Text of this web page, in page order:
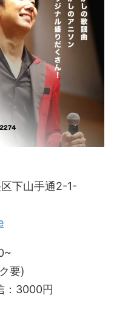
下山手通2-1-
要)
3000円